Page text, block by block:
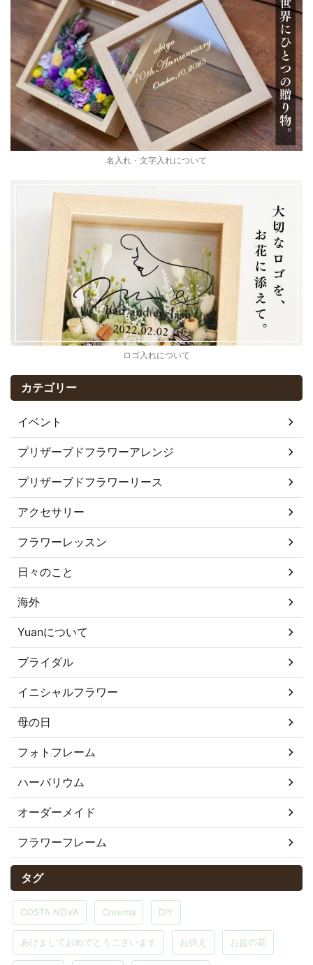
名入れ・文字入れについて
ロゴ入れについて
カテゴリー
イベント
プリザーブドフラワーアレンジ
プリザーブドフラワーリース
アクセサリー
フラワーレッスン
日々のこと
海外
Yuanについて
ブライダル
イニシャルフラワー
母の日
フォトフレーム
ハーバリウム
オーダーメイド
フラワーフレーム
タグ
COSTA NOVA Creema DIY
あけましておめでとうございます お供え お盆の花